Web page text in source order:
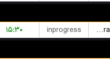
Herazo Gonzalez M./Horvit M.
inprogress
۱۵:۳۰